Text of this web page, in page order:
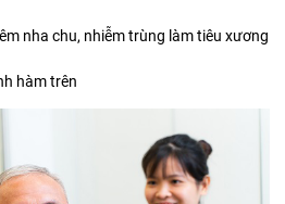
nha chu, nhiễm trùng làm tiêu xương
hàm trên